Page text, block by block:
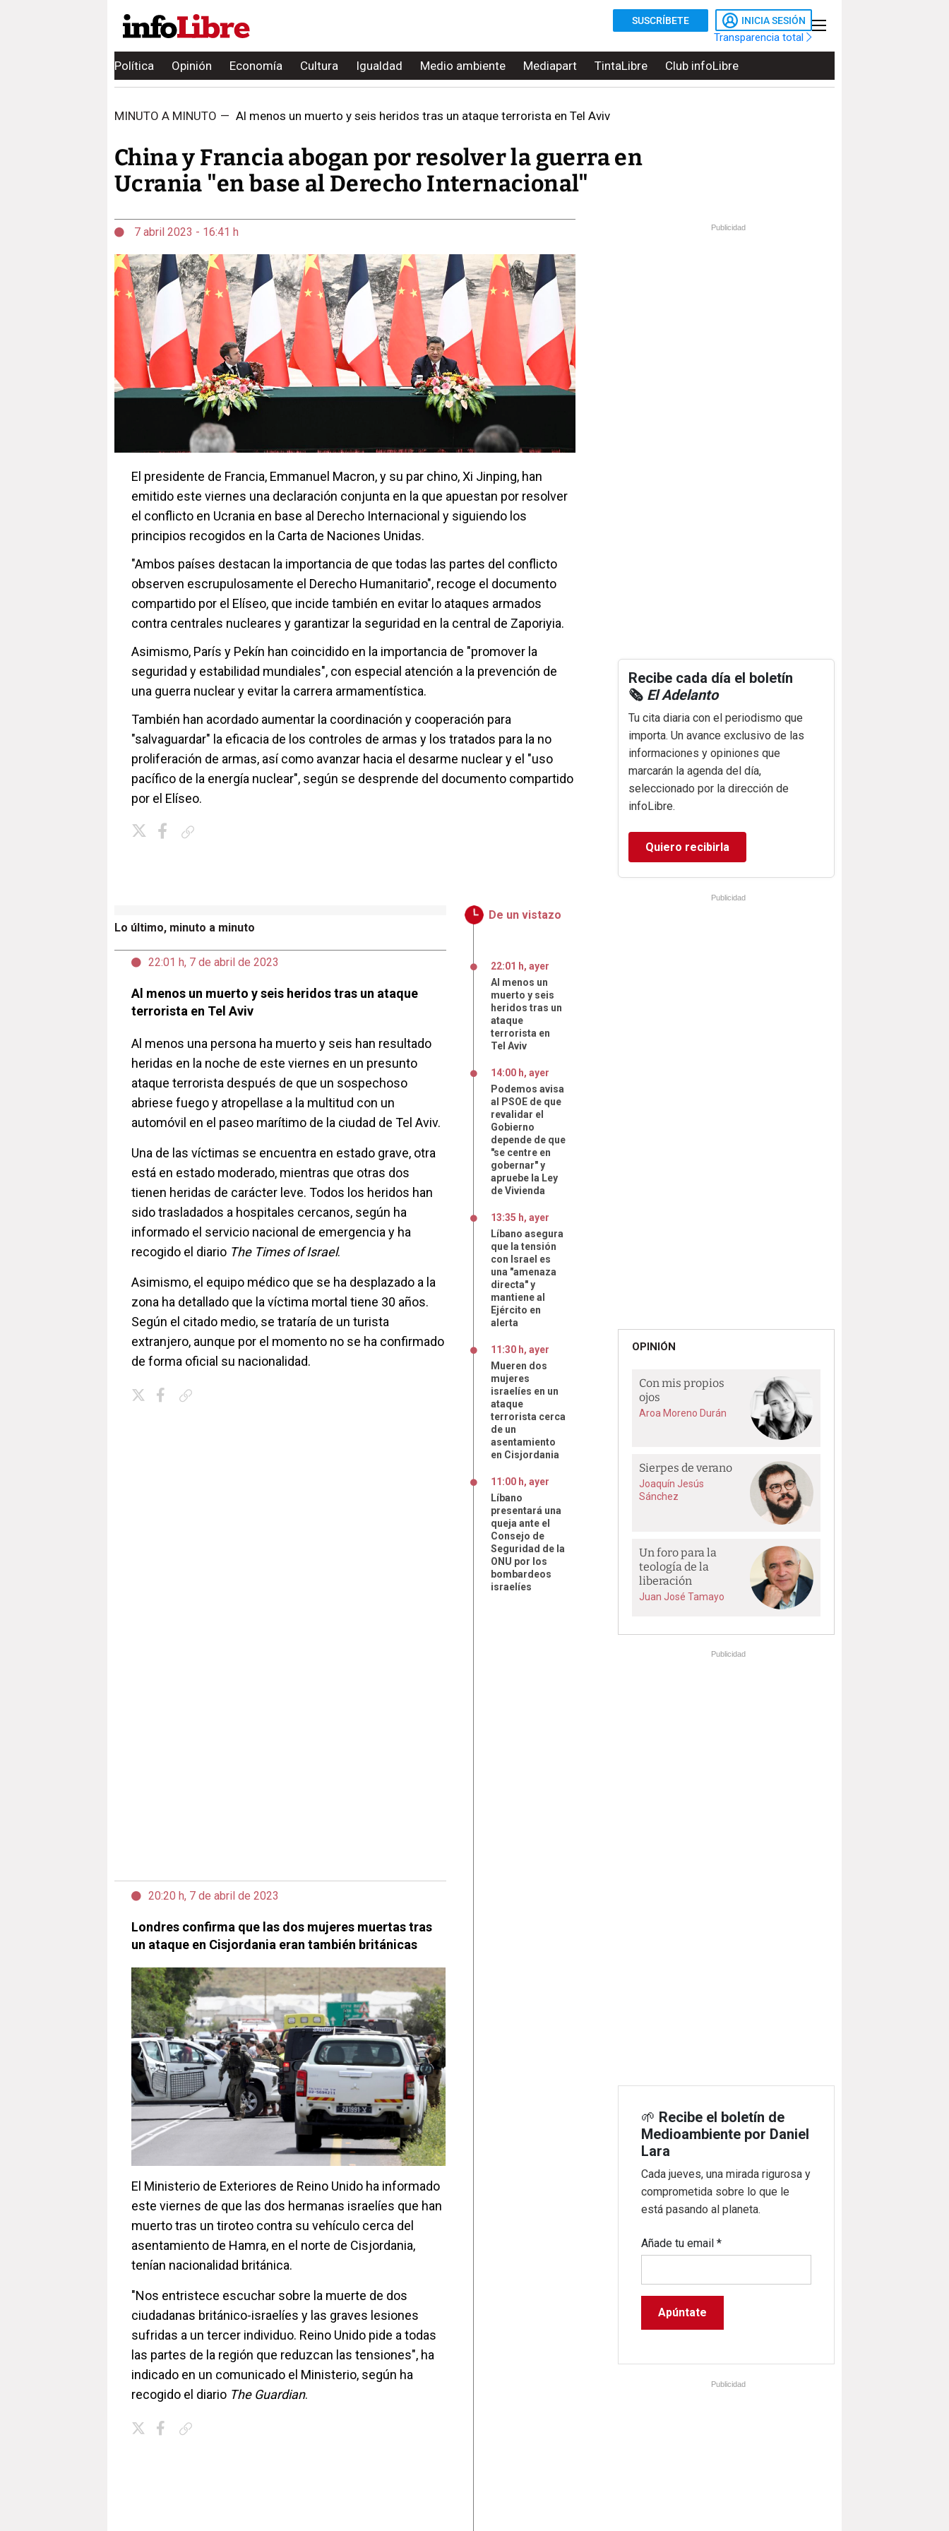
SUSCRÍBETE INICIA SESIÓN
Transparencia total
Política Opinión Economía Cultura Igualdad Medio ambiente Mediapart TintaLibre Club infoLibre
MINUTO A MINUTO — Al menos un muerto y seis heridos tras un ataque terrorista en Tel Aviv
China y Francia abogan por resolver la guerra en
Ucrania "en base al Derecho Internacional"
7 abril 2023 - 16:41 h
El presidente de Francia, Emmanuel Macron, y su par chino, Xi Jinping, han
emitido este viernes una declaración conjunta en la que apuestan por resolver
el conflicto en Ucrania en base al Derecho Internacional y siguiendo los
principios recogidos en la Carta de Naciones Unidas.
"Ambos países destacan la importancia de que todas las partes del conflicto
observen escrupulosamente el Derecho Humanitario", recoge el documento
compartido por el Elíseo, que incide también en evitar lo ataques armados
contra centrales nucleares y garantizar la seguridad en la central de Zaporiyia.
Asimismo, París y Pekín han coincidido en la importancia de "promover la
seguridad y estabilidad mundiales", con especial atención a la prevención de
una guerra nuclear y evitar la carrera armamentística.
También han acordado aumentar la coordinación y cooperación para
"salvaguardar" la eficacia de los controles de armas y los tratados para la no
proliferación de armas, así como avanzar hacia el desarme nuclear y el "uso
pacífico de la energía nuclear", según se desprende del documento compartido
por el Elíseo.
Lo último, minuto a minuto
22:01 h, 7 de abril de 2023
Al menos un muerto y seis heridos tras un ataque
terrorista en Tel Aviv
Al menos una persona ha muerto y seis han resultado
heridas en la noche de este viernes en un presunto
ataque terrorista después de que un sospechoso
abriese fuego y atropellase a la multitud con un
automóvil en el paseo marítimo de la ciudad de Tel Aviv.
Una de las víctimas se encuentra en estado grave, otra
está en estado moderado, mientras que otras dos
tienen heridas de carácter leve. Todos los heridos han
sido trasladados a hospitales cercanos, según ha
informado el servicio nacional de emergencia y ha
recogido el diario The Times of Israel.
Asimismo, el equipo médico que se ha desplazado a la
zona ha detallado que la víctima mortal tiene 30 años.
Según el citado medio, se trataría de un turista
extranjero, aunque por el momento no se ha confirmado
de forma oficial su nacionalidad.
20:20 h, 7 de abril de 2023
Londres confirma que las dos mujeres muertas tras
un ataque en Cisjordania eran también británicas
El Ministerio de Exteriores de Reino Unido ha informado
este viernes de que las dos hermanas israelíes que han
muerto tras un tiroteo contra su vehículo cerca del
asentamiento de Hamra, en el norte de Cisjordania,
tenían nacionalidad británica.
"Nos entristece escuchar sobre la muerte de dos
ciudadanas británico-israelíes y las graves lesiones
sufridas a un tercer individuo. Reino Unido pide a todas
las partes de la región que reduzcan las tensiones", ha
indicado en un comunicado el Ministerio, según ha
recogido el diario The Guardian.
De un vistazo
22:01 h, ayer
Al menos un
muerto y seis
heridos tras un
ataque
terrorista en
Tel Aviv
14:00 h, ayer
Podemos avisa
al PSOE de que
revalidar el
Gobierno
depende de que
"se centre en
gobernar" y
apruebe la Ley
de Vivienda
13:35 h, ayer
Líbano asegura
que la tensión
con Israel es
una "amenaza
directa" y
mantiene al
Ejército en
alerta
11:30 h, ayer
Mueren dos
mujeres
israelíes en un
ataque
terrorista cerca
de un
asentamiento
en Cisjordania
11:00 h, ayer
Líbano
presentará una
queja ante el
Consejo de
Seguridad de la
ONU por los
bombardeos
israelíes
Publicidad
Recibe cada día el boletín
🗞️ El Adelanto
Tu cita diaria con el periodismo que
importa. Un avance exclusivo de las
informaciones y opiniones que
marcarán la agenda del día,
seleccionado por la dirección de
infoLibre.
Quiero recibirla
Publicidad
OPINIÓN
Con mis propios
ojos
Aroa Moreno Durán
Sierpes de verano
Joaquín Jesús
Sánchez
Un foro para la
teología de la
liberación
Juan José Tamayo
Publicidad
🌱 Recibe el boletín de
Medioambiente por Daniel
Lara
Cada jueves, una mirada rigurosa y
comprometida sobre lo que le
está pasando al planeta.
Añade tu email*
Publicidad